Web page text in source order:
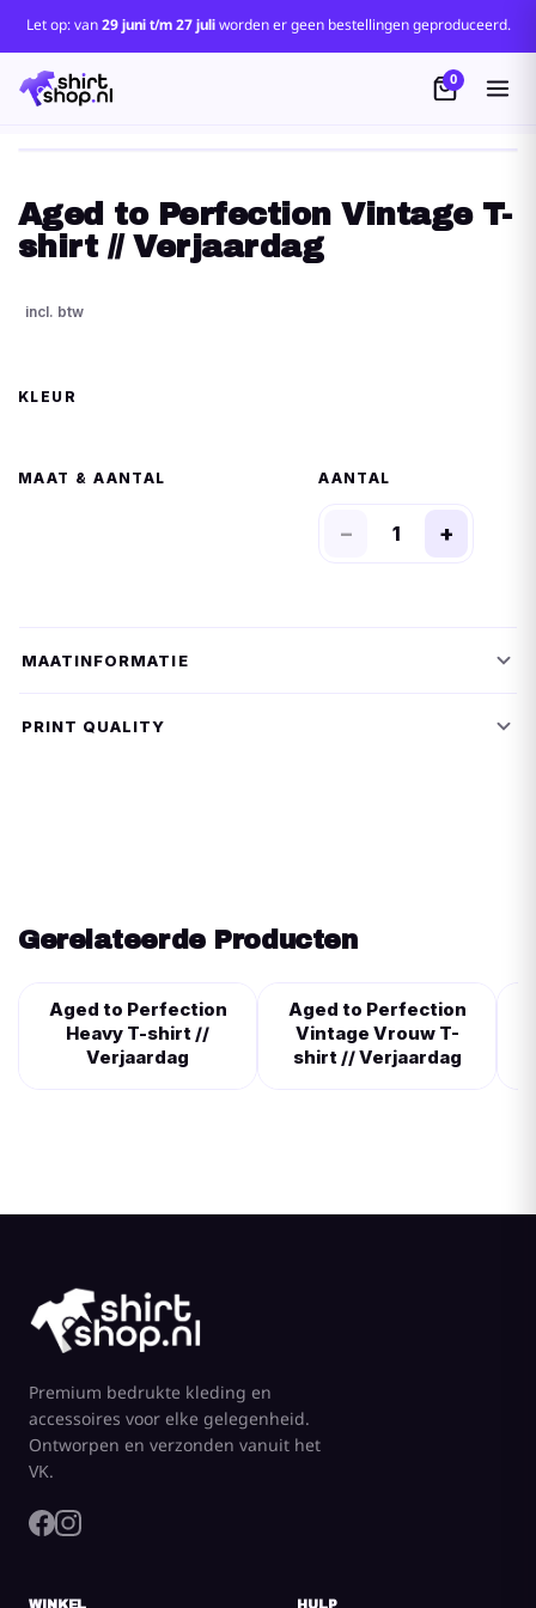
Let op: van29 juni t/m 27 juliworden er geen bestellingen geproduceerd.
0
Aged to Perfection Vintage T-
shirt // Verjaardag
MAAT
− +
MAATINFORMATIE
PRINT QUALITY
Gerelateerde Producten
Aged to Perfection
Heavy T-shirt //
Verjaardag
Aged to Perfection
Vintage Vrouw T-
shirt // Verjaardag
Premium bedrukte kleding en
accessoires voor elke gelegenheid.
Ontworpen en verzonden vanuit het
VK.
WINKEL HULP